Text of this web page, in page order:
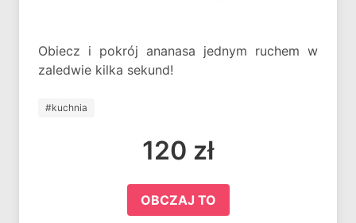
Obiecz i pokrój ananasa jednym ruchem w
zaledwie kilka sekund!
#kuchnia
120 zł
OBCZAJ TO